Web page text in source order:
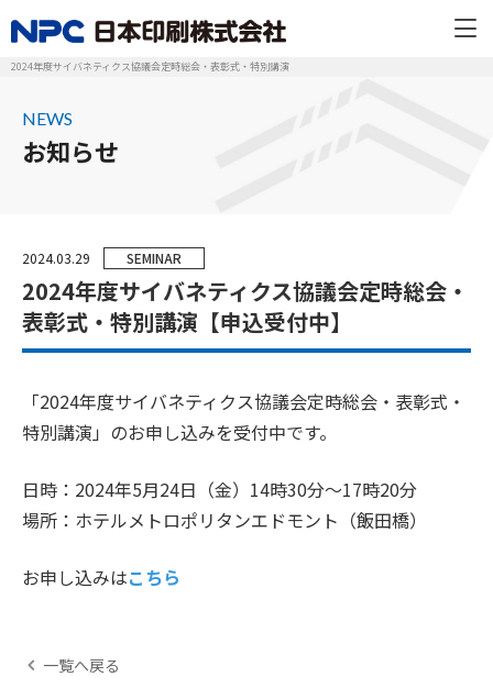
2024年度サイバネティクス協議会定時総会・表彰式・特別講演
NEWS
お知らせ
2024.03.29 SEMINAR
2024年度サイバネティクス協議会定時総会・
表彰式・特別講演【申込受付中】
「2024年度サイバネティクス協議会定時総会・表彰式・
特別講演」のお申し込みを受付中です。
日時：2024年5月24日（金）14時30分～17時20分
場所：ホテルメトロポリタンエドモント（飯田橋）
お申し込みはこちら
一覧へ戻る